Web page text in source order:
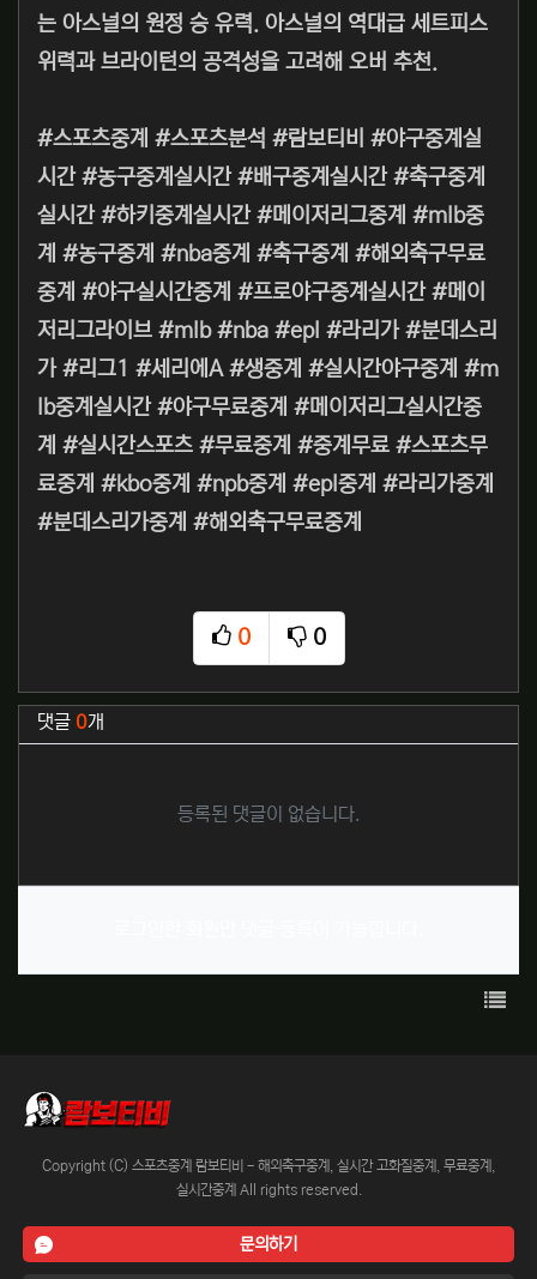
는 아스널의 원정 승 유력. 아스널의 역대급 세트피스
위력과 브라이턴의 공격성을 고려해 오버 추천.
#스포츠중계 #스포츠분석 #람보티비 #야구중계실
시간 #농구중계실시간 #배구중계실시간 #축구중계
실시간 #하키중계실시간 #메이저리그중계 #mlb중
계 #농구중계 #nba중계 #축구중계 #해외축구무료
중계 #야구실시간중계 #프로야구중계실시간 #메이
저리그라이브 #mlb #nba #epl #라리가 #분데스리
가 #리그1 #세리에A #생중계 #실시간야구중계 #m
lb중계실시간 #야구무료중계 #메이저리그실시간중
계 #실시간스포츠 #무료중계 #중계무료 #스포츠무
료중계 #kbo중계 #npb중계 #epl중계 #라리가중계
#분데스리가중계 #해외축구무료중계
0
추천
0
비추천
관련자료
댓글 0개
등록된 댓글이 없습니다.
목록
Copyright (C) 스포츠중계 람보티비 - 해외축구중계, 실시간 고화질중계, 무료중계,
실시간중계 All rights reserved.
문의하기